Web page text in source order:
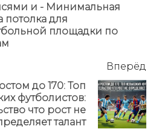
и - Минимальная
потолка для
площадки по
Вперёд
до 170: Топ
футболистов:
что рост не
талант